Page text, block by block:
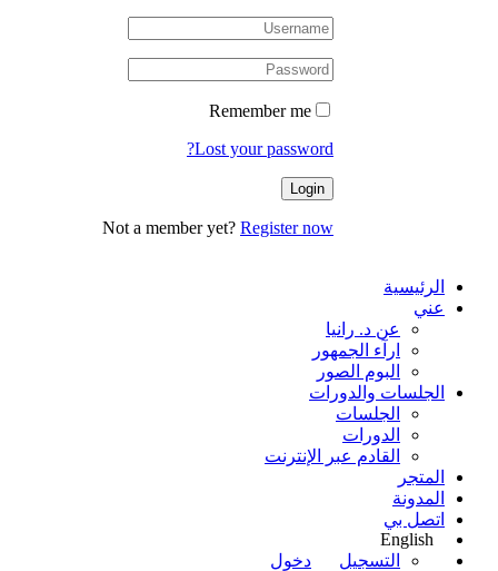
Remember me
Lost your password?
Not a member yet? Register now
الرئيسية
عني
عن د. رانيا
ارآء الجمهور
البوم الصور
الجلسات والدورات
الجلسات
الدورات
القادم عبر الإنترنت
المتجر
المدونة
اتصل بي
English
التسجيل
دخول